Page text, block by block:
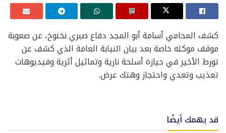
كشف المحامي أسامة أبو المجد دفاع صبري نخنوخ، عن صعوبة
موقف موكله خاصة بعد بيان النيابة العامة الذي كشف عن
تورط الأخير في حيازة أسلحة نارية وتماثيل أثرية وفيديوهات
تعذيب وتعدي واحتجاز وهتك عرض.
قد يهمك أيضًا